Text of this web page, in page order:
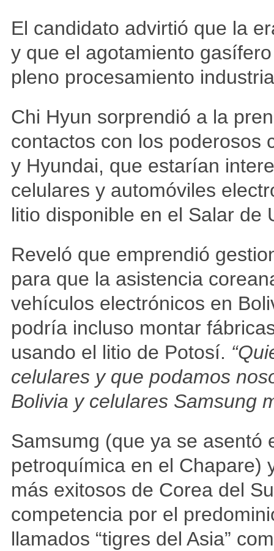
El candidato advirtió que la
y que el agotamiento
pleno procesamiento
Chi Hyun sorprendió a la
contactos con los poderosos
y Hyundai, que estarían
celulares y automóviles
litio disponible en el Salar de
Reveló que emprendió
para que la asistencia
vehículos electrónicos en
podría incluso montar
usando el litio de Potosí.
celulares y que podamos
Bolivia y celulares Samsung
Samsumg (que ya se asentó
petroquímica en el Chapare)
más exitosos de Corea del
competencia por el
llamados “tigres del Asia”